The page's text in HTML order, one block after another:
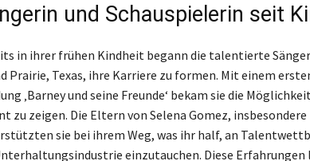
und Schauspielerin seit
in ihrer frühen Kindheit begann die talentierte
Prairie, Texas, ihre Karriere zu formen. Mit einem
‚Barney und seine Freunde‘ bekam sie die
zu zeigen. Die Eltern von Selena Gomez,
sie bei ihrem Weg, was ihr half, an
einzutauchen. Diese